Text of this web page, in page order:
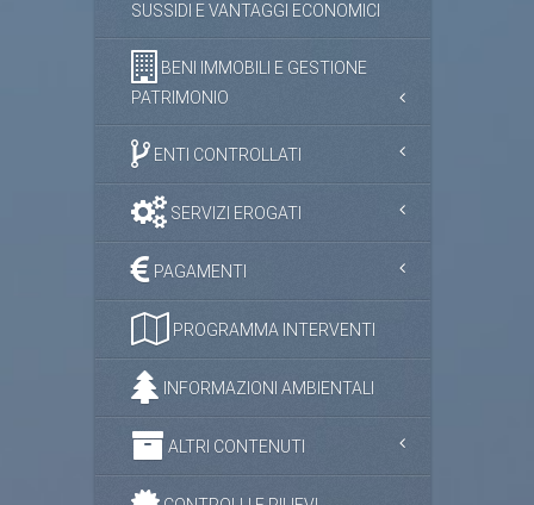
SUSSIDI E VANTAGGI ECONOMICI
BENI IMMOBILI E GESTIONE
PATRIMONIO
ENTI CONTROLLATI
SERVIZI EROGATI
PAGAMENTI
PROGRAMMA INTERVENTI
INFORMAZIONI AMBIENTALI
ALTRI CONTENUTI